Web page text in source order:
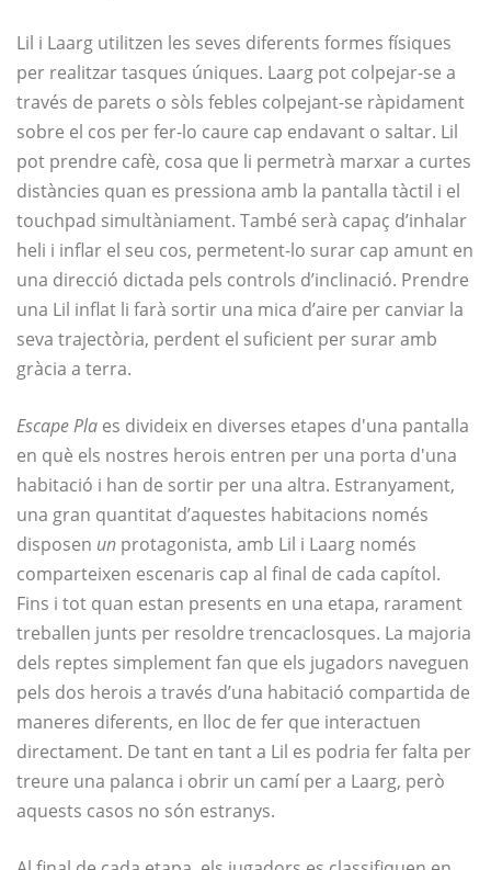
Lil i Laarg utilitzen les seves diferents formes físiques
per realitzar tasques úniques. Laarg pot colpejar-se a
través de parets o sòls febles colpejant-se ràpidament
sobre el cos per fer-lo caure cap endavant o saltar. Lil
pot prendre cafè, cosa que li permetrà marxar a curtes
distàncies quan es pressiona amb la pantalla tàctil i el
touchpad simultàniament. També serà capaç d’inhalar
heli i inflar el seu cos, permetent-lo surar cap amunt en
una direcció dictada pels controls d’inclinació. Prendre
una Lil inflat li farà sortir una mica d’aire per canviar la
seva trajectòria, perdent el suficient per surar amb
gràcia a terra.
Escape Pla es divideix en diverses etapes d'una pantalla
en què els nostres herois entren per una porta d'una
habitació i han de sortir per una altra. Estranyament,
una gran quantitat d’aquestes habitacions només
disposen un protagonista, amb Lil i Laarg només
comparteixen escenaris cap al final de cada capítol.
Fins i tot quan estan presents en una etapa, rarament
treballen junts per resoldre trencaclosques. La majoria
dels reptes simplement fan que els jugadors naveguen
pels dos herois a través d’una habitació compartida de
maneres diferents, en lloc de fer que interactuen
directament. De tant en tant a Lil es podria fer falta per
treure una palanca i obrir un camí per a Laarg, però
aquests casos no són estranys.